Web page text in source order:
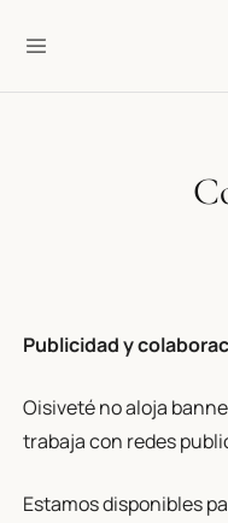
Publicidad y
Oisiveté no aloja
trabaja con redes
Estamos disponibles